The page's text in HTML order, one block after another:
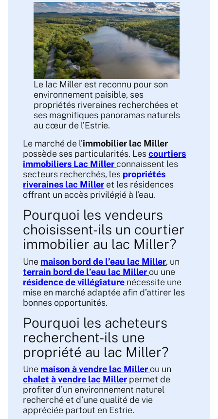
Le lac Miller est reconnu pour son
environnement paisible, ses
propriétés riveraines recherchées et
ses magnifiques panoramas naturels
au cœur de l’Estrie.
Le marché de l’immobilier lac Miller
possède ses particularités. Lescourtiers
immobiliers Lac Miller connaissent les
secteurs recherchés, les propriétés
riveraines lac Miller et les résidences
offrant un accès privilégié à l’eau.
Pourquoi les vendeurs
choisissent-ils un courtier
immobilier au lac Miller?
Une maison bord de l’eau lac Miller, un
terrain bord de l’eau lac Miller ou une
résidence de villégiature nécessite une
mise en marché adaptée afin d’attirer les
bonnes opportunités.
Pourquoi les acheteurs
recherchent-ils une
propriété au lac Miller?
Une maison à vendre lac Miller ou un
chalet à vendre lac Miller permet de
profiter d’un environnement naturel
recherché et d’une qualité de vie
appréciée partout en Estrie.